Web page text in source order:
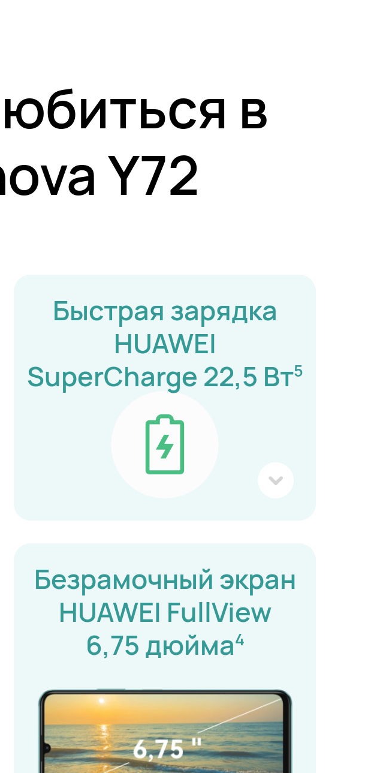
в
Y72
Безрамочный экран
HUAWEI FullView
6,75 дюйма4
Быстрая зарядка
HUAWEI
SuperCharge 22,5 ⁠Вт5